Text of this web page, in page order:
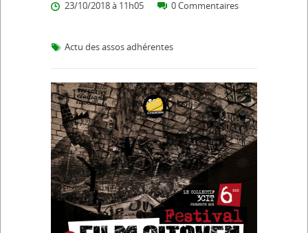
23/10/2018 à 11h05 0 Commentaires
Actu des assos adhérentes